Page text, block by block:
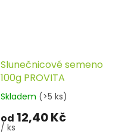
Slunečnicové semeno
100g PROVITA
Skladem (>5 ks)
od 12,40 Kč
/ ks